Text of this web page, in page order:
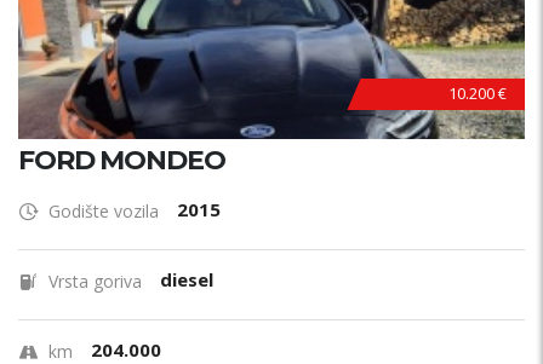
10.200 €
FORD MONDEO
Godište vozila 2015
Vrsta goriva diesel
km 204.000